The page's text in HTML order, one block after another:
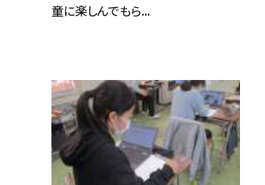
童に楽しんでもら...